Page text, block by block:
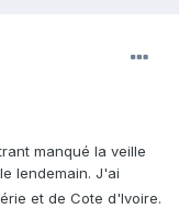
manqué la veille
lendemain. J'ai
et de Cote d'Ivoire.